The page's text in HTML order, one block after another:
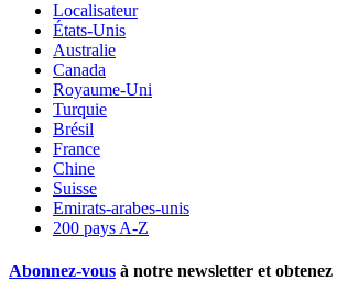
Localisateur
États-Unis
Australie
Canada
Royaume-Uni
Turquie
Brésil
France
Chine
Suisse
Emirats-arabes-unis
200 pays A-Z
Abonnez-vous à notre newsletter et obtenez